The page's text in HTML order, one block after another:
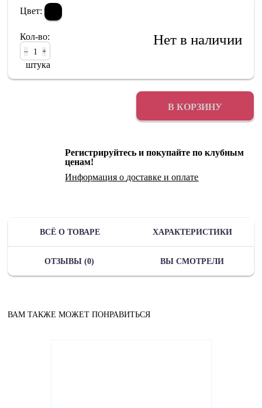
Цвет:
Кол-во:
– +
штука
Нет в наличии
В КОРЗИНУ
Регистрируйтесь и покупайте по клубным
ценам!
Информация о доставке иоплате
ВСЁ О ТОВАРЕ ХАРАКТЕРИСТИКИ
ОТЗЫВЫ (0) ВЫ СМОТРЕЛИ
ВАМ ТАКЖЕ МОЖЕТ ПОНРАВИТЬСЯ